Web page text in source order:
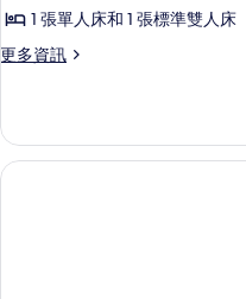
1 張單人床和 1 張標準雙人床
更多資訊
更
經
濟
三